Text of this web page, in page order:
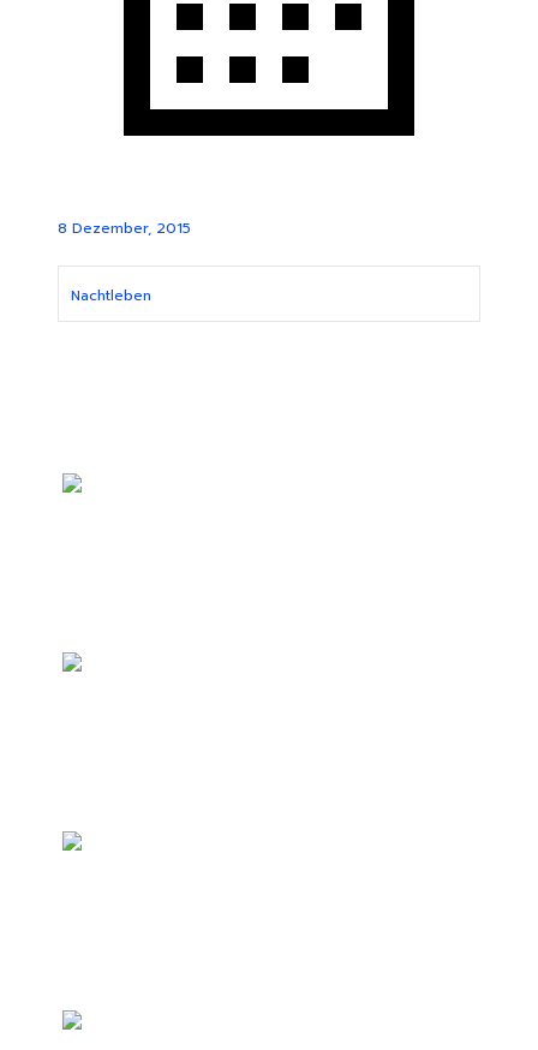
8 Dezember, 2015
Nachtleben